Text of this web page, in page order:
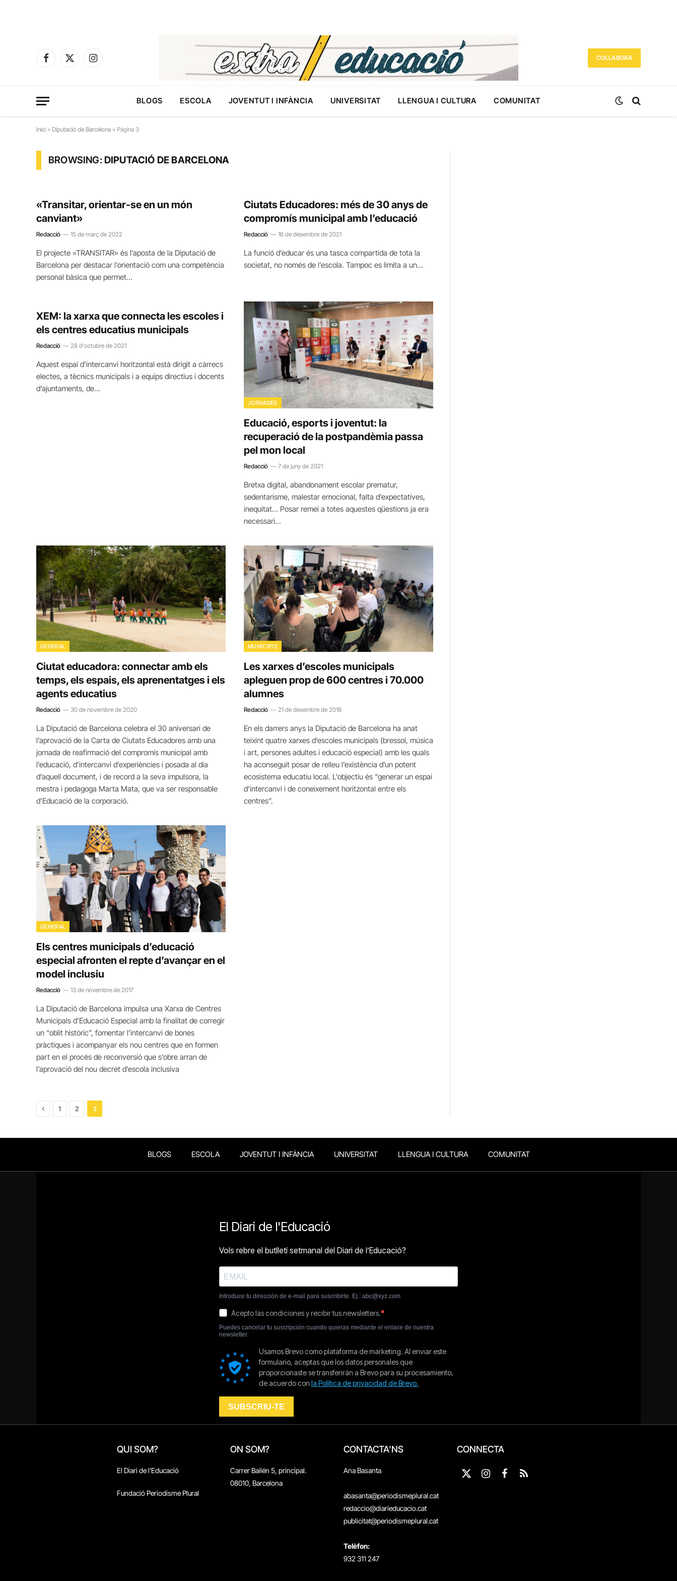
Facebook
X
Instagram
COL·LABORA
BLOGS ESCOLA JOVENTUT I INFÀNCIA UNIVERSITAT LLENGUA I CULTURA COMUNITAT
Inici » Diputació de Barcelona » Pàgina 3
BROWSING:DIPUTACIÓ DE BARCELONA
«Transitar, orientar-se en un món
canviant»
Redacció 15 de març de 2022
El projecte «TRANSITAR» és l’aposta de la Diputació de
Barcelona per destacar l’orientació com una competència
personal bàsica que permet…
Ciutats Educadores: més de 30 anys de
compromís municipal amb l’educació
Redacció 16 de desembre de 2021
La funció d’educar és una tasca compartida de tota la
societat, no només de l’escola. Tampoc es limita a un…
XEM: la xarxa que connecta les escoles i
els centres educatius municipals
Redacció 28 d'octubre de 2021
Aquest espai d’intercanvi horitzontal està dirigit a càrrecs
electes, a tècnics municipals i a equips directius i docents
d’ajuntaments, de…
JORNADES
Educació, esports i joventut: la
recuperació de la postpandèmia passa
pel mon local
Redacció 7 de juny de 2021
Bretxa digital, abandonament escolar prematur,
sedentarisme, malestar emocional, falta d’expectatives,
inequitat… Posar remei a totes aquestes qüestions ja era
necessari…
GENERAL
Ciutat educadora: connectar amb els
temps, els espais, els aprenentatges i els
agents educatius
Redacció 30 de novembre de 2020
La Diputació de Barcelona celebra el 30 aniversari de
l’aprovació de la Carta de Ciutats Educadores amb una
jornada de reafirmació del compromís municipal amb
l’educació, d’intercanvi d’experiències i posada al dia
d’aquell document, i de record a la seva impulsora, la
mestra i pedagoga Marta Mata, que va ser responsable
d’Educació de la corporació.
MUNICIPIS
Les xarxes d’escoles municipals
apleguen prop de 600 centres i 70.000
alumnes
Redacció 21 de desembre de 2018
En els darrers anys la Diputació de Barcelona ha anat
teixint quatre xarxes d’escoles municipals (bressol, música
i art, persones adultes i educació especial) amb les quals
ha aconseguit posar de relleu l’existència d’un potent
ecosistema educatiu local. L’objectiu és “generar un espai
d’intercanvi i de coneixement horitzontal entre els
centres”.
GENERAL
Els centres municipals d’educació
especial afronten el repte d’avançar en el
model inclusiu
Redacció 13 de novembre de 2017
La Diputació de Barcelona impulsa una Xarxa de Centres
Municipals d’Educació Especial amb la finalitat de corregir
un “oblit històric”, fomentar l’intercanvi de bones
pràctiques i acompanyar els nou centres que en formen
part en el procés de reconversió que s’obre arran de
l’aprovació del nou decret d’escola inclusiva
Previous
1 2 3
BLOGS ESCOLA JOVENTUT I INFÀNCIA UNIVERSITAT LLENGUA I CULTURA COMUNITAT
QUI SOM?
El Diari de l'Educació
Fundació Periodisme Plural
ON SOM?
Carrer Bailén 5, principal.
08010, Barcelona
CONTACTA'NS
Ana Basanta
abasanta@periodismeplural.cat
redaccio@diarieducacio.cat
publicitat@periodismeplural.cat
Telèfon:
932 311 247
CONNECTA
X
InstagramFacebook
RSS